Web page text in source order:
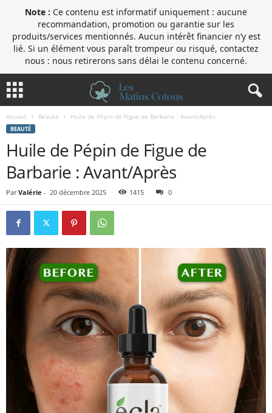
Note : Ce contenu est informatif uniquement : aucune
recommandation, promotion ou garantie sur les
produits/services mentionnés. Aucun intérêt financier n’y est
lié. Si un élément vous paraît trompeur ou risqué, contactez
nous : nous retirerons sans délai le contenu concerné.
Accueil Beauté Huile de Pépin de Figue de Barbarie : Avant/Après
BEAUTÉ
Huile de Pépin de Figue de
Barbarie : Avant/Après
Par Valérie - 20 décembre 2025 1415 0